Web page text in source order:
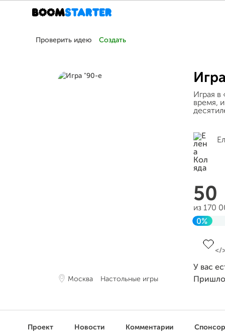
Проверить идею Создать
Москва Настольные игры
Играя
время,
50
из 170
0%
У вас
Проект Новости Комментарии